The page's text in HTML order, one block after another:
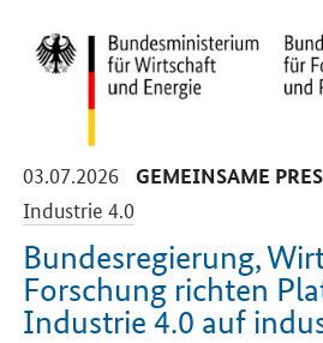
03.07.2026 -
GEMEINSAME
Industrie 4.0
Bundesregierung,
Forschung richten
Industrie 4.0 auf